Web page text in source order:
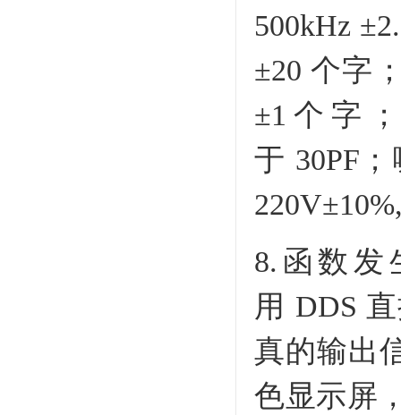
500kHz
±20 个字
±1个字
于 30PF
8.函数发
用 DDS
真的输出
色显示屏